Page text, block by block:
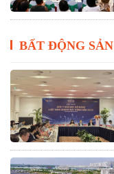
BẤT ĐỘNG SẢN